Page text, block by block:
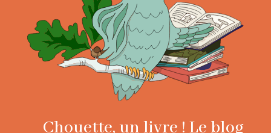
Chouette, un livre ! Le blog